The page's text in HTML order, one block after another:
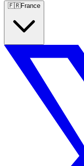
🇫🇷France